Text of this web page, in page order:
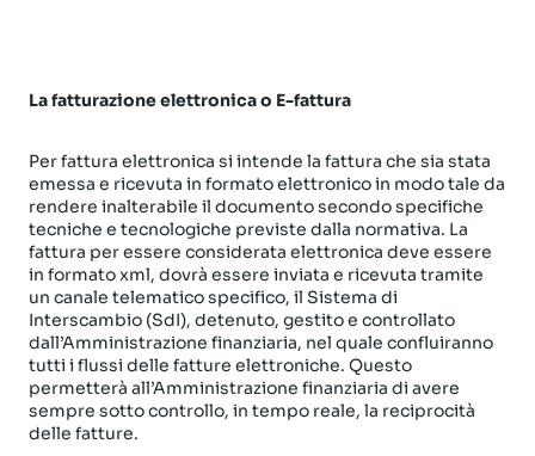
La fatturazione elettronica o E-fattura
Per fattura elettronica si intende la fattura che sia stata
emessa e ricevuta in formato elettronico in modo tale da
rendere inalterabile il documento secondo specifiche
tecniche e tecnologiche previste dalla normativa. La
fattura per essere considerata elettronica deve essere
in formato xml, dovrà essere inviata e ricevuta tramite
un canale telematico specifico, il Sistema di
Interscambio (SdI), detenuto, gestito e controllato
dall’Amministrazione finanziaria, nel quale confluiranno
tutti i flussi delle fatture elettroniche. Questo
permetterà all’Amministrazione finanziaria di avere
sempre sotto controllo, in tempo reale, la reciprocità
delle fatture.